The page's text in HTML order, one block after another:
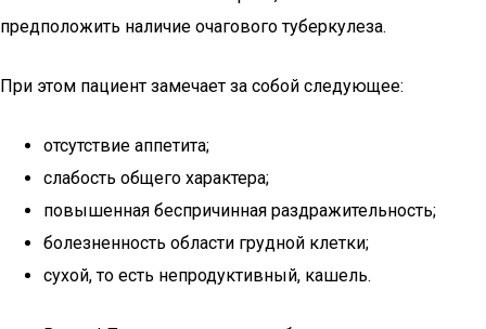
предположить наличие очагового туберкулеза.
При этом пациент замечает за собой следующее:
отсутствие аппетита;
слабость общего характера;
повышенная беспричинная раздражительность;
болезненность области грудной клетки;
сухой, то есть непродуктивный, кашель.